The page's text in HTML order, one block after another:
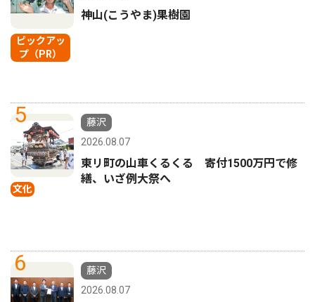
ピックアッ
プ（PR）
神山(こうやま)果樹園
5
文化
藤沢
2026.08.07
東リ町の山車くるくる 寄付1500万円で修
繕、いざ例大祭へ
6
藤沢
2026.08.07